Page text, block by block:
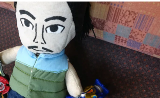
ンジャーのおもちゃをねだられ、思わず「忍者一番
買ってしまった親バカの図